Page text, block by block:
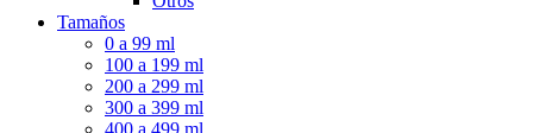
Tamaños
0 a 99 ml
100 a 199 ml
200 a 299 ml
300 a 399 ml
400 a 499 ml